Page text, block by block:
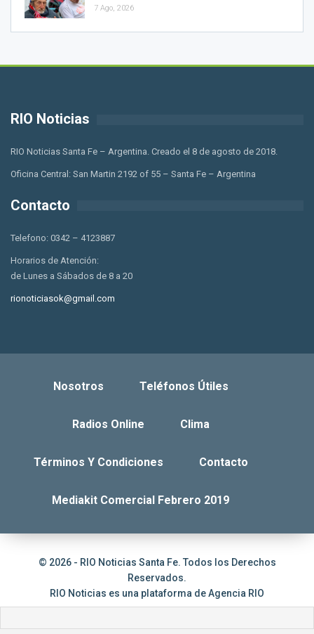
7 Ago, 2026
RIO Noticias
RIO Noticias Santa Fe – Argentina. Creado el 8 de agosto de 2018.
Oficina Central: San Martin 2192 of 55 – Santa Fe – Argentina
Contacto
Telefono: 0342 – 4123887
Horarios de Atención:
de Lunes a Sábados de 8 a 20
rionoticiasok@gmail.com
Nosotros Teléfonos Útiles
Radios Online Clima
Términos Y Condiciones Contacto
Mediakit Comercial Febrero 2019
© 2026 - RIO Noticias Santa Fe. Todos los Derechos
Reservados.
RIO Noticias es una plataforma deAgencia RIO